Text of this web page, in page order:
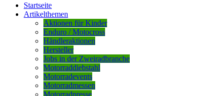
Startseite
Artikelthemen
Aktionen für Kinder
Enduro / Motocross
Händleraktionen
Hersteller
Jobs in der Zweiradbranche
Motorraddiebstahl
Motorradevents
Motorradmessen
Motorradpresse